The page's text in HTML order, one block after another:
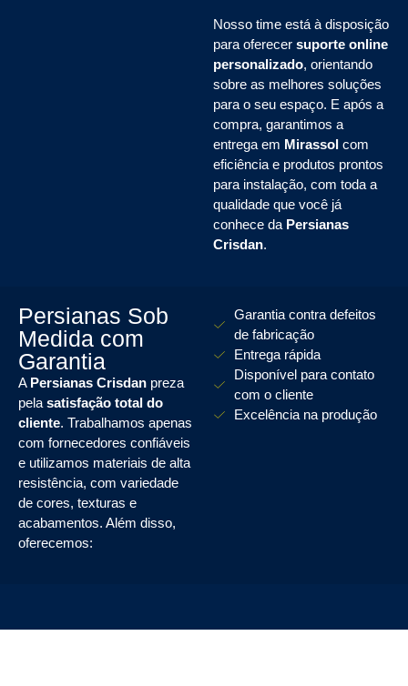
Nosso time está à disposição
para oferecer suporte online
personalizado, orientando
sobre as melhores soluções
para o seu espaço. E após a
compra, garantimos a
entrega em Mirassol com
eficiência e produtos prontos
para instalação, com toda a
qualidade que você já
conhece da Persianas
Crisdan.
Persianas Sob
Medida com
Garantia
A Persianas Crisdan preza
pela satisfação total do
cliente. Trabalhamos apenas
com fornecedores confiáveis
e utilizamos materiais de alta
resistência, com variedade
de cores, texturas e
acabamentos. Além disso,
oferecemos:
Garantia contra defeitos
de fabricação
Entrega rápida
Disponível para contato
com o cliente
Excelência na produção